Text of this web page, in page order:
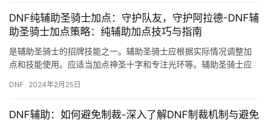
DNF纯辅助圣骑士加点：守护队友，守护阿拉德-DNF辅
助圣骑士加点策略：纯辅助加点技巧与指南
是辅助圣骑士的招牌技能之一。辅助圣骑士应根据实际情况调整加
点和技能使用。应适当加点神圣十字和专注光环等。辅助圣骑士应
DNF 2024年2月25日
DNF辅助：如何避免制裁-深入了解DNF制裁机制与避免